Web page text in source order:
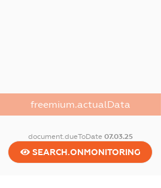
freemium.actualData
document.dueToDate 07.03.25
SEARCH.ONMONITORING